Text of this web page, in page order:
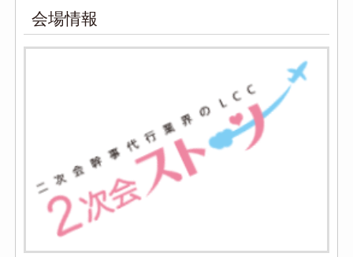
会場情報